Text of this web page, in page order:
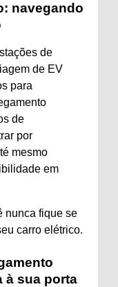
navegando
de
de EV
para
de
por
mesmo
em
nunca fique se
carro elétrico.
à sua porta